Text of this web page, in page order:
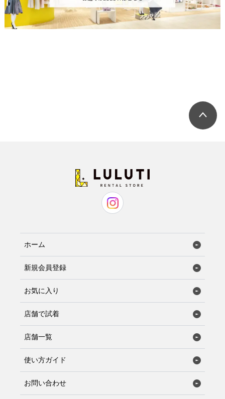
ホーム
新規会員登録
お気に入り
店舗で試着
店舗一覧
使い方ガイド
お問い合わせ